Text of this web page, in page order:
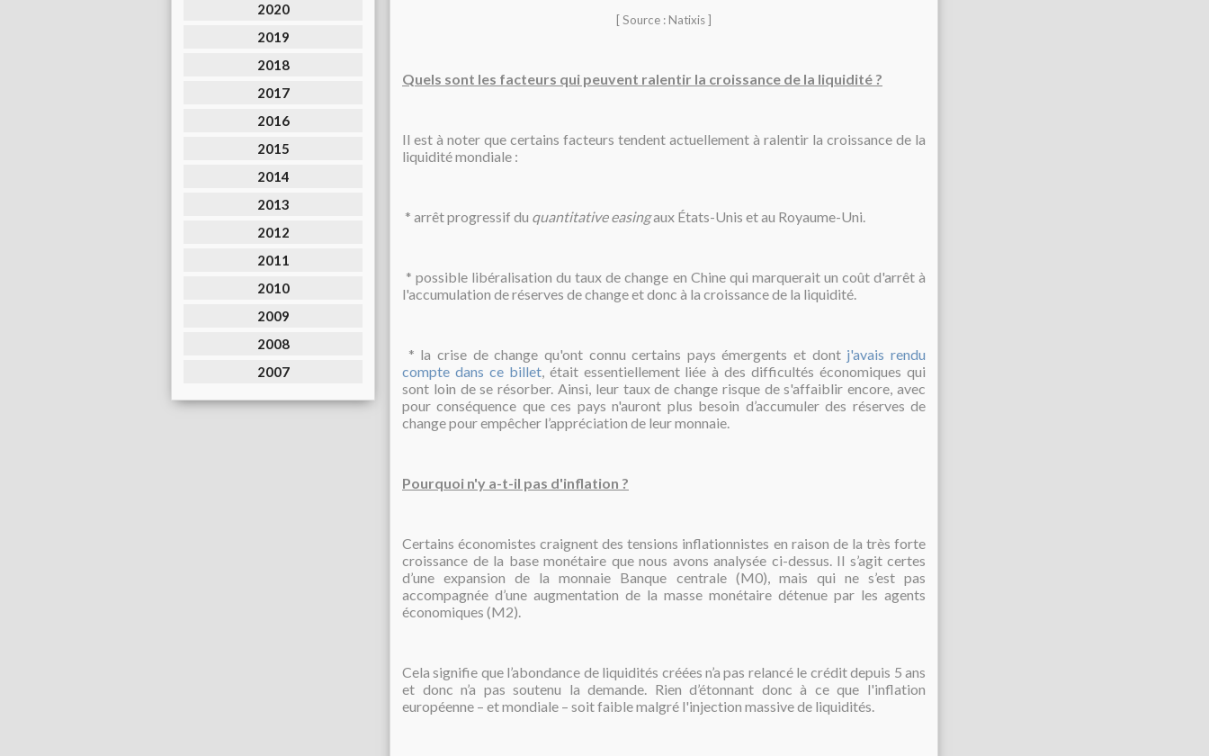
2020
2019
2018
2017
2016
2015
2014
2013
2012
2011
2010
2009
2008
2007
[ Source : Natixis ]
Quels sont les facteurs qui peuvent ralentir la croissance de la liquidité ?
Il est à noter que certains facteurs tendent actuellement à ralentir la croissance de la
liquidité mondiale :
* arrêt progressif du quantitative easingaux États-Unis et au Royaume-Uni.
* possible libéralisation du taux de change en Chine qui marquerait un coût d'arrêt à
l'accumulation de réserves de change et donc à la croissance de la liquidité.
* la crise de change qu'ont connu certains pays émergents et dont j'avais rendu
compte dans ce billet, était essentiellement liée à des difficultés économiques qui
sont loin de se résorber. Ainsi, leur taux de change risque de s'affaiblir encore, avec
pour conséquence que ces pays n'auront plus besoin d’accumuler des réserves de
change pour empêcher l’appréciation de leur monnaie.
Pourquoi n'y a-t-il pas d'inflation ?
Certains économistes craignent des tensions inflationnistes en raison de la très forte
croissance de la base monétaire que nous avons analysée ci-dessus. Il s’agit certes
d’une expansion de la monnaie Banque centrale (M0), mais qui ne s’est pas
accompagnée d’une augmentation de la masse monétaire détenue par les agents
économiques (M2).
Cela signifie que l’abondance de liquidités créées n’a pas relancé le crédit depuis 5 ans
et donc n’a pas soutenu la demande. Rien d’étonnant donc à ce que l'inflation
européenne – et mondiale – soit faible malgré l'injection massive de liquidités.